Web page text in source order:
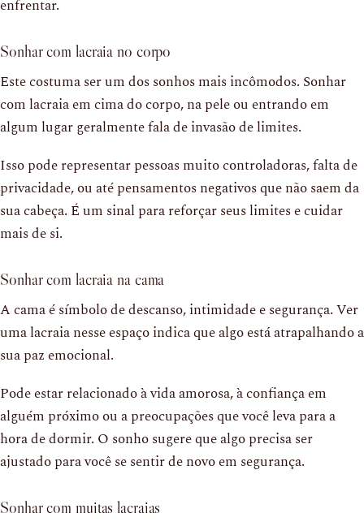
enfrentar.
Sonhar com lacraia no corpo
Este costuma ser um dos sonhos mais incômodos. Sonhar
com lacraia em cima do corpo, na pele ou entrando em
algum lugar geralmente fala de invasão de limites.
Isso pode representar pessoas muito controladoras, falta de
privacidade, ou até pensamentos negativos que não saem da
sua cabeça. É um sinal para reforçar seus limites e cuidar
mais de si.
Sonhar com lacraia na cama
A cama é símbolo de descanso, intimidade e segurança. Ver
uma lacraia nesse espaço indica que algo está atrapalhando a
sua paz emocional.
Pode estar relacionado à vida amorosa, à confiança em
alguém próximo ou a preocupações que você leva para a
hora de dormir. O sonho sugere que algo precisa ser
ajustado para você se sentir de novo em segurança.
Sonhar com muitas lacraias